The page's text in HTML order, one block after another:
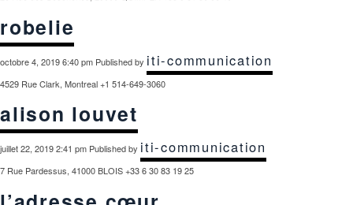
robelie
octobre 4, 2019 6:40 pm Published by iti-communication
4529 Rue Clark, Montreal +1 514-649-3060
alison louvet
juillet 22, 2019 2:41 pm Published by iti-communication
7 Rue Pardessus, 41000 BLOIS +33 6 30 83 19 25